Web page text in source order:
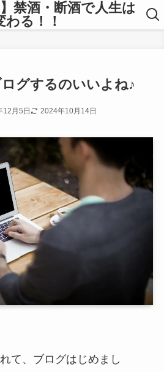
禁酒・断酒で人生は
わる！！
グするのいいよね♪
12月5日 2024年10月14日
て、ブログはじめまし